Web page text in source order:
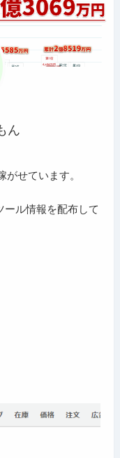
ん
がせています。
ル情報を配布して